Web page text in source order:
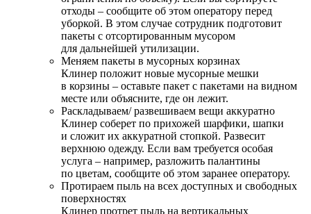
отходы – сообщите об этом оператору перед
уборкой. В этом случае сотрудник подготовит
пакеты с отсортированным мусором
для дальнейшей утилизации.
Меняем пакеты в мусорных корзинах
Клинер положит новые мусорные мешки
в корзины – оставьте пакет с пакетами на видном
месте или объясните, где он лежит.
Раскладываем/ развешиваем вещи аккуратно
Клинер соберет по прихожей шарфики, шапки
и сложит их аккуратной стопкой. Развесит
верхнюю одежду. Если вам требуется особая
услуга – например, разложить палантины
по цветам, сообщите об этом заранее оператору.
Протираем пыль на всех доступных и свободных
поверхностях
Клинер протрет пыль на вертикальных